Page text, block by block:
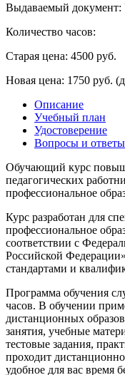
Выдаваемый документ:
Количество часов:
Старая цена: 4500 руб.
Новая цена: 1750 руб.
Описание
Учебный план
Удостоверение
Вопросы и ответы
Обучающий курс
педагогических
профессиональное
Курс разработан для
профессиональное
соответствии с
Российской
стандартами и
Программа обучения
часов. В обучении
дистанционных
занятия, учебные
тестовые задания,
проходит
удобное для вас время